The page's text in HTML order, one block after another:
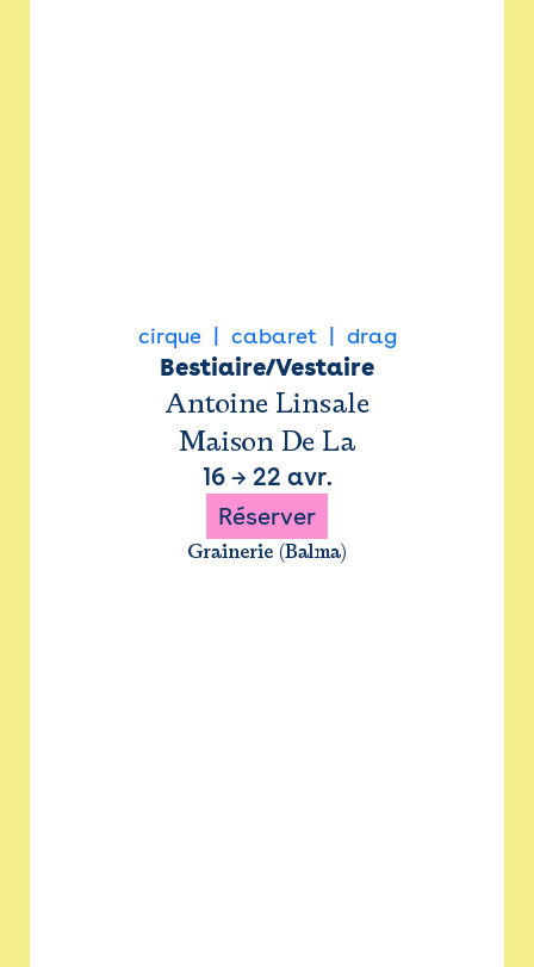
cirque cabaret drag
Bestiaire/Vestaire
Antoine Linsale
Maison De La
16→ 22 avr.
Réserver
Grainerie (Balma)